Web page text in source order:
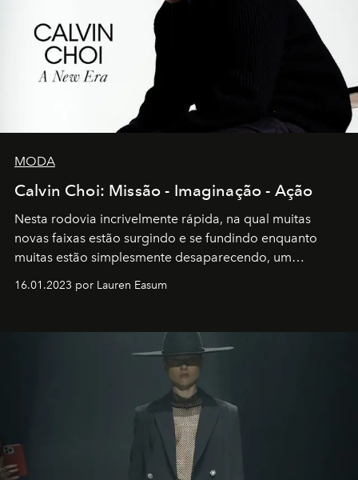
MODA
Calvin Choi: Missão - Imaginação - Ação
Nesta rodovia incrivelmente rápida, na qual muitas
novas faixas estão surgindo e se fundindo enquanto
muitas estão simplesmente desaparecendo, um
transportador AMTD abrindo caminho para muitos
por propósitos, com um claro senso de missão na vida e
16.01.2023 por Lauren Easum